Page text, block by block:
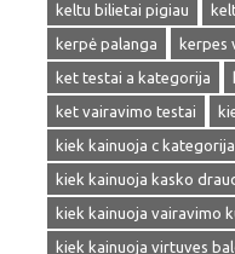
keltu bilietai pigiau
kerpė palanga
kerpes
ket testai a kategorija
ket vairavimo testai
kiek kainuoja c kategorija
kiek kainuoja kasko
kiek kainuoja vairavimo
kiek kainuoja virtuves